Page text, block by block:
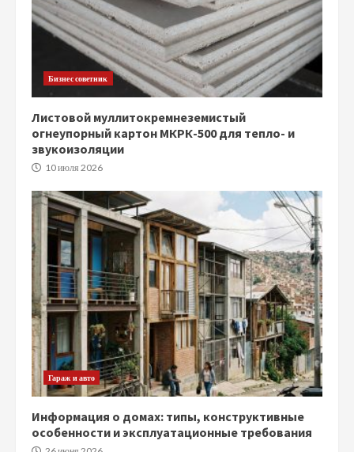
Бизнес советник
Листовой муллитокремнеземистый
огнеупорный картон МКРК-500 для тепло- и
звукоизоляции
10 июля 2026
Гараж и авто
Информация о домах: типы, конструктивные
особенности и эксплуатационные требования